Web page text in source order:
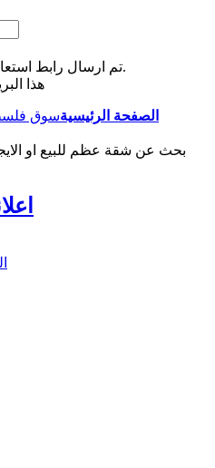
تم ارسال رابط استعادة كلمة المرور الى بريدك بنجاح.
هذا
الصفحة الرئيسية
بحث عن شقة عظم للبيع او